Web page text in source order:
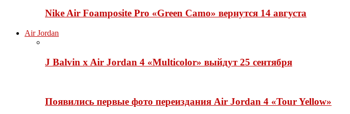
Nike Air Foamposite Pro «Green Camo» вернутся 14 августа
Air Jordan
J Balvin x Air Jordan 4 «Multicolor» выйдут 25 сентября
Появились первые фото переиздания Air Jordan 4 «Tour Yellow»